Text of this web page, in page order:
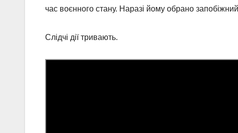
час воєнного стану. Наразі йому обрано
Слідчі дії тривають.